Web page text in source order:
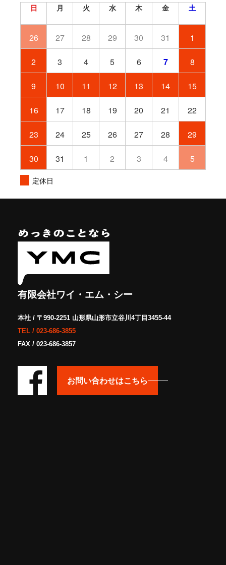
日 月 火 水 木 金 土
26 27 28 29 30 31 1
2 3 4 5 6 7 8
9 10 11 12 13 14 15
16 17 18 19 20 21 22
23 24 25 26 27 28 29
30 31 1 2 3 4 5
定休日
有限会社ワイ・エム・シー
本社 / 〒990-2251 山形県山形市立谷川4丁目3455-44
TEL / 023-686-3855
FAX / 023-686-3857
お問い合わせはこちら